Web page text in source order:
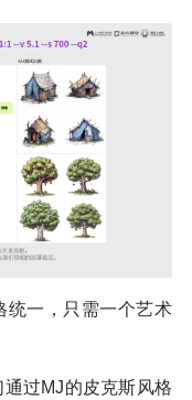
统一，只需一个艺术
过MJ的皮克斯风格